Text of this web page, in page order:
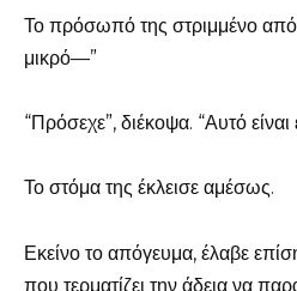
Το πρόσωπό της στριμμένο
μικρό—”
“Πρόσεχε”, διέκοψα. “Αυτό
Το στόμα της έκλεισε αμέσως.
Εκείνο το απόγευμα, έλαβε
που τερματίζει την άδεια να